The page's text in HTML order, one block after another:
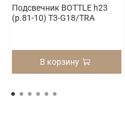
Подсвечник BOTTLE h23
(p.81-10) T3-G18/TRA
В корзину